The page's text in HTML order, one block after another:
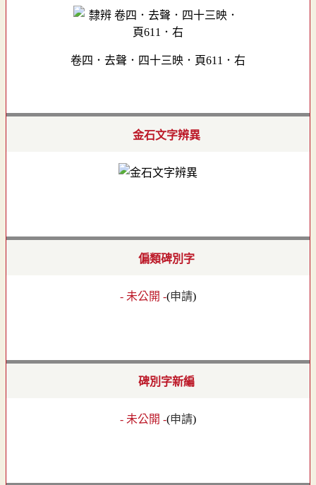
卷四．去聲．四十三映．頁611．右
金石文字辨異
偏類碑別字
- 未公開 -(申請)
碑別字新編
- 未公開 -(申請)